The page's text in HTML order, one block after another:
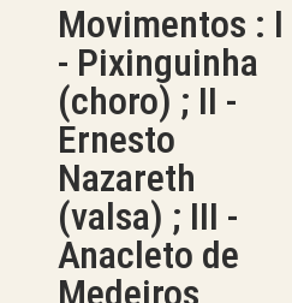
Movimentos : I
- Pixinguinha
(choro) ; II -
Ernesto
Nazareth
(valsa) ; III -
Anacleto de
Medeiros